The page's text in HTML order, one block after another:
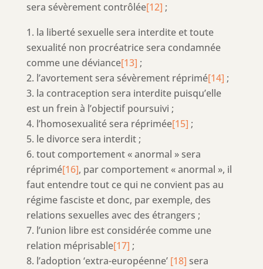
sera sévèrement contrôlée[12] ;
la liberté sexuelle sera interdite et toute
sexualité non procréatrice sera condamnée
comme une déviance[13] ;
l’avortement sera sévèrement réprimé[14] ;
la contraception sera interdite puisqu’elle
est un frein à l’objectif poursuivi ;
l’homosexualité sera réprimée[15] ;
le divorce sera interdit ;
tout comportement « anormal » sera
réprimé[16], par comportement « anormal », il
faut entendre tout ce qui ne convient pas au
régime fasciste et donc, par exemple, des
relations sexuelles avec des étrangers ;
l’union libre est considérée comme une
relation méprisable[17] ;
l’adoption ‘extra-européenne’ [18] sera